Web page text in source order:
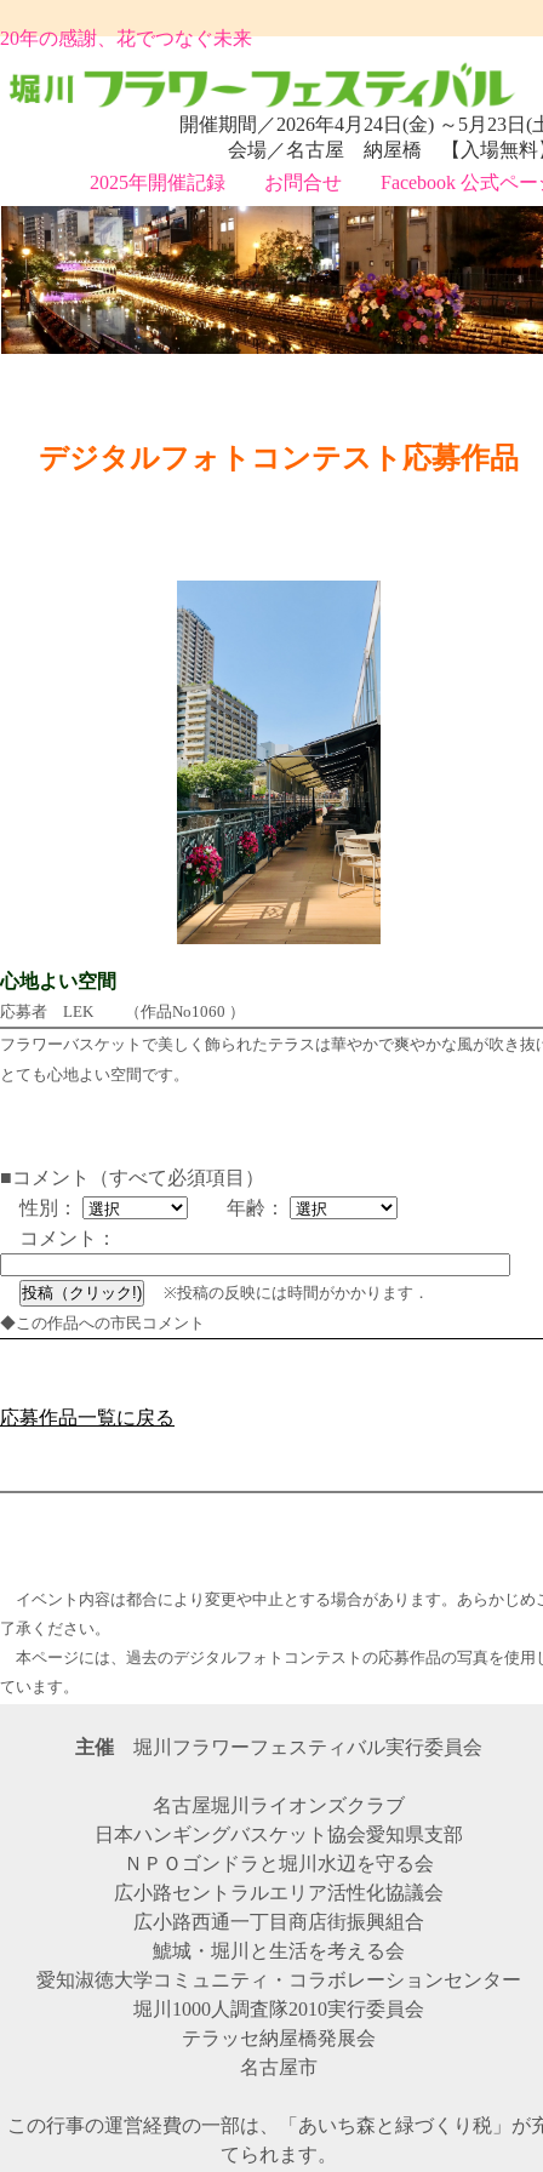
20年の感謝、花でつなぐ未来
開催期間／2026年4月24日(金) ～5月23日(
会場／名古屋 納屋橋 【入場無料
2025年開催記録
お問合せ Facebook 公式ペー
デジタルフォトコンテスト応募作品
心地よい空間
応募者 LEK （作品No1060 ）
フラワーバスケットで美しく飾られたテラスは華やかで爽やかな風が吹き抜
とても心地よい空間です。
■コメント（すべて必須項目）
性別：
年齢：
コメント：
※投稿の反映には時間がかかります．
◆この作品への市民コメント
応募作品一覧に戻る
イベント内容は都合により変更や中止とする場合があります。あらかじめ
了承ください。
本ページには、過去のデジタルフォトコンテストの応募作品の写真を使用
ています。
主催 堀川フラワーフェスティバル実行委員会
名古屋堀川ライオンズクラブ
日本ハンギングバスケット協会愛知県支部
ＮＰＯゴンドラと堀川水辺を守る会
広小路セントラルエリア活性化協議会
広小路西通一丁目商店街振興組合
鯱城・堀川と生活を考える会
愛知淑徳大学コミュニティ・コラボレーションセンター
堀川1000人調査隊2010実行委員会
テラッセ納屋橋発展会
名古屋市
この行事の運営経費の一部は、「あいち森と緑づくり税」が
てられます。